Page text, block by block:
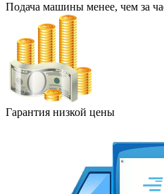
Подача машины менее, чем за
Гарантия низкой цены